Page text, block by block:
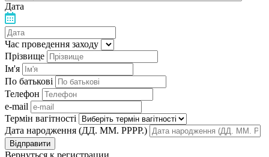
Дата
Час проведення заходу
Прізвище
Ім'я
По батькові
Телефон
e-mail
Термін вагітності
Дата народження (ДД. ММ. РРРР.)
Вернуться к регистрации